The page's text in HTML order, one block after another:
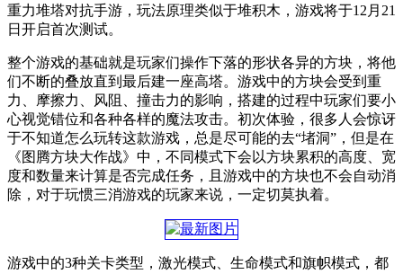
重力堆塔对抗手游，玩法原理类似于堆积木，游戏将于12月21
日开启首次测试。
整个游戏的基础就是玩家们操作下落的形状各异的方块，将他
们不断的叠放直到最后建一座高塔。游戏中的方块会受到重
力、摩擦力、风阻、撞击力的影响，搭建的过程中玩家们要小
心视觉错位和各种各样的魔法攻击。初次体验，很多人会惊讶
于不知道怎么玩转这款游戏，总是尽可能的去“堵洞”，但是在
《图腾方块大作战》中，不同模式下会以方块累积的高度、宽
度和数量来计算是否完成任务，且游戏中的方块也不会自动消
除，对于玩惯三消游戏的玩家来说，一定切莫执着。
游戏中的3种关卡类型，激光模式、生命模式和旗帜模式，都